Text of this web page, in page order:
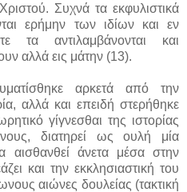
Συχνά τα εκφυλιστικά
ερήμην των ιδίων και εν
τα αντιλαμβάνονται και
αλλά εις μάτην (13).
αρκετά από την
αλλά και επειδή στερήθηκε
γίγνεσθαι της ιστορίας
διατηρεί ως ουλή μία
αισθανθεί άνετα μέσα στην
και την εκκλησιαστική του
αιώνες δουλείας (τακτική